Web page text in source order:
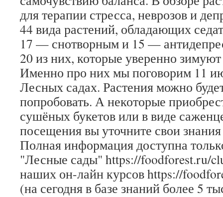
для терапии стресса, неврозов и
44 вида растений, обладающих
17 — снотворным и 15 —
20 из них, которые уверенно
Именно про них мы поговорим 11
Лесных садах. Растения можно
попробовать. А некоторые
сушёных букетов или в виде
посещения вы уточните свои знания
Полная информация доступна
"Лесные сады" https://foodforest.ru/
наших он-лайн курсов https://
(на сегодня в базе знаний более 5